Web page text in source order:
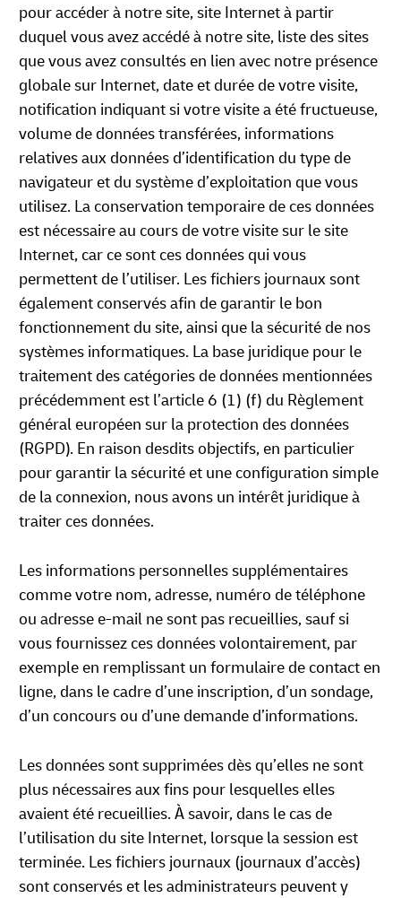
pour accéder à notre site, site Internet à partir
duquel vous avez accédé à notre site, liste des sites
que vous avez consultés en lien avec notre présence
globale sur Internet, date et durée de votre visite,
notification indiquant si votre visite a été fructueuse,
volume de données transférées, informations
relatives aux données d’identification du type de
navigateur et du système d’exploitation que vous
utilisez. La conservation temporaire de ces données
est nécessaire au cours de votre visite sur le site
Internet, car ce sont ces données qui vous
permettent de l’utiliser. Les fichiers journaux sont
également conservés afin de garantir le bon
fonctionnement du site, ainsi que la sécurité de nos
systèmes informatiques. La base juridique pour le
traitement des catégories de données mentionnées
précédemment est l’article 6 (1) (f) du Règlement
général européen sur la protection des données
(RGPD). En raison desdits objectifs, en particulier
pour garantir la sécurité et une configuration simple
de la connexion, nous avons un intérêt juridique à
traiter ces données.
Les informations personnelles supplémentaires
comme votre nom, adresse, numéro de téléphone
ou adresse e-mail ne sont pas recueillies, sauf si
vous fournissez ces données volontairement, par
exemple en remplissant un formulaire de contact en
ligne, dans le cadre d’une inscription, d’un sondage,
d’un concours ou d’une demande d’informations.
Les données sont supprimées dès qu’elles ne sont
plus nécessaires aux fins pour lesquelles elles
avaient été recueillies. À savoir, dans le cas de
l’utilisation du site Internet, lorsque la session est
terminée. Les fichiers journaux (journaux d’accès)
sont conservés et les administrateurs peuvent y